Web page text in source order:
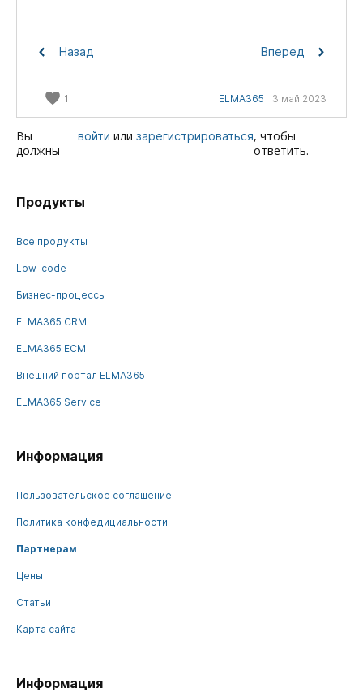
Назад Вперед
1 ELMA365 3 май 2023
Вы
должны
войти илизарегистрироваться, чтобы
ответить.
Продукты
Все продукты
Low-code
Бизнес-процессы
ELMA365 CRM
ELMA365 ECM
Внешний портал ELMA365
ELMA365 Service
Информация
Пользовательское соглашение
Политика конфедициальности
Партнерам
Цены
Статьи
Карта сайта
Информация